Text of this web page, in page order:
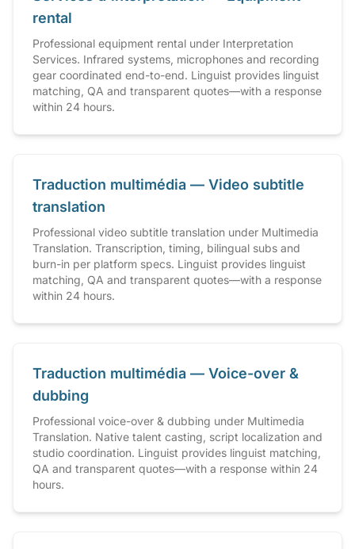
rental
Professional equipment rental under Interpretation
Services. Infrared systems, microphones and recording
gear coordinated end-to-end. Linguist provides linguist
matching, QA and transparent quotes—with a response
within 24 hours.
Traduction multimédia — Video subtitle
translation
Professional video subtitle translation under Multimedia
Translation. Transcription, timing, bilingual subs and
burn-in per platform specs. Linguist provides linguist
matching, QA and transparent quotes—with a response
within 24 hours.
Traduction multimédia — Voice-over &
dubbing
Professional voice-over & dubbing under Multimedia
Translation. Native talent casting, script localization and
studio coordination. Linguist provides linguist matching,
QA and transparent quotes—with a response within 24
hours.